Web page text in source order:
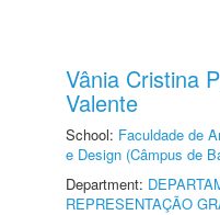
Vânia Cristina
Valente
School: Faculdade de
e Design (Câmpus de
Department:
REPRESENTAÇÃO